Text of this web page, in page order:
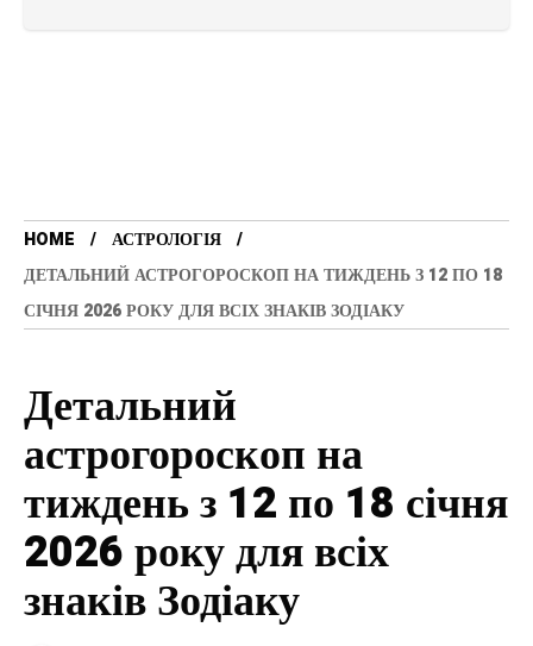
HOME
АСТРОЛОГІЯ
ДЕТАЛЬНИЙ АСТРОГОРОСКОП НА ТИЖДЕНЬ З 12 ПО 18
СІЧНЯ 2026 РОКУ ДЛЯ ВСІХ ЗНАКІВ ЗОДІАКУ
Детальний
астрогороскоп на
тиждень з 12 по 18 січня
2026 року для всіх
знаків Зодіаку